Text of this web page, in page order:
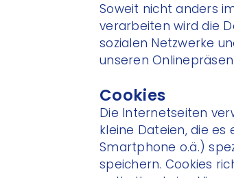
Soweit nicht anders
verarbeiten wird die
sozialen Netzwerke
unseren
Cookies
Die Internetseiten
kleine Dateien, die
Smartphone o.ä.)
speichern. Cookies